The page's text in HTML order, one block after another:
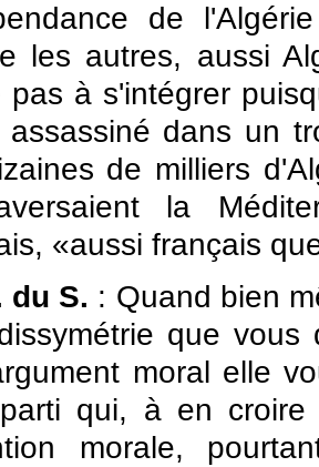
de
les autres, aussi
pas à s'intégrer
assassiné dans un
de milliers
la
«aussi français
du S. : Quand bien
que
moral elle
qui, à en
morale,